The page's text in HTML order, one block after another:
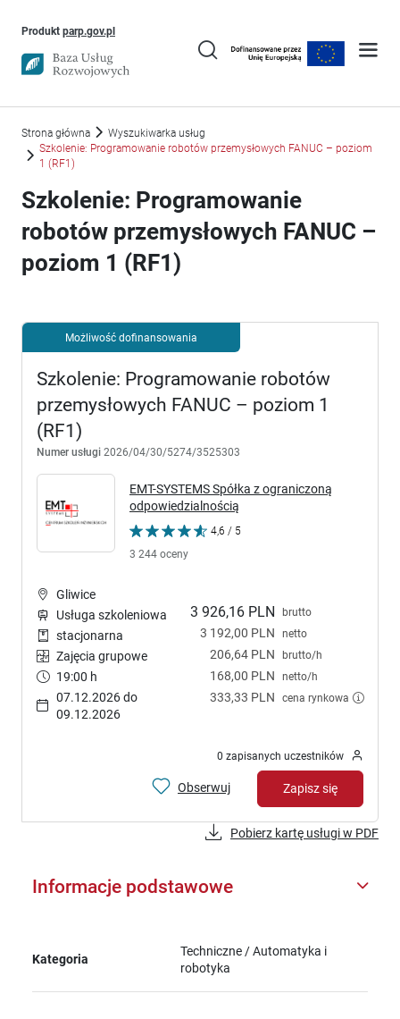
Produkt parp.gov.plUwaga, link otworzy się w nowym oknie
Strona główna
Wyszukiwarka usług
Szkolenie: Programowanie robotów przemysłowych FANUC – poziom
1 (RF1)
Szkolenie: Programowanie
robotów przemysłowych FANUC –
poziom 1 (RF1)
Możliwość dofinansowania
Szkolenie: Programowanie robotów
przemysłowych FANUC – poziom 1
(RF1)
Numer usługi 2026/04/30/5274/3525303
EMT-SYSTEMS Spółka z ograniczoną
odpowiedzialnością
4,6 / 5
3 244 oceny
3 926,16 PLN brutto
3 192,00 PLN netto
206,64 PLN brutto/h
168,00 PLN netto/h
333,33 PLN cena rynkowa
Gliwice
Usługa szkoleniowa
stacjonarna
Zajęcia grupowe
19:00 h
07.12.2026 do
09.12.2026
0 zapisanych uczestników
Obserwuj Zapisz się
Pobierz kartę usługi w PDF
Informacje podstawowe
Kategoria
Techniczne / Automatyka i
robotyka